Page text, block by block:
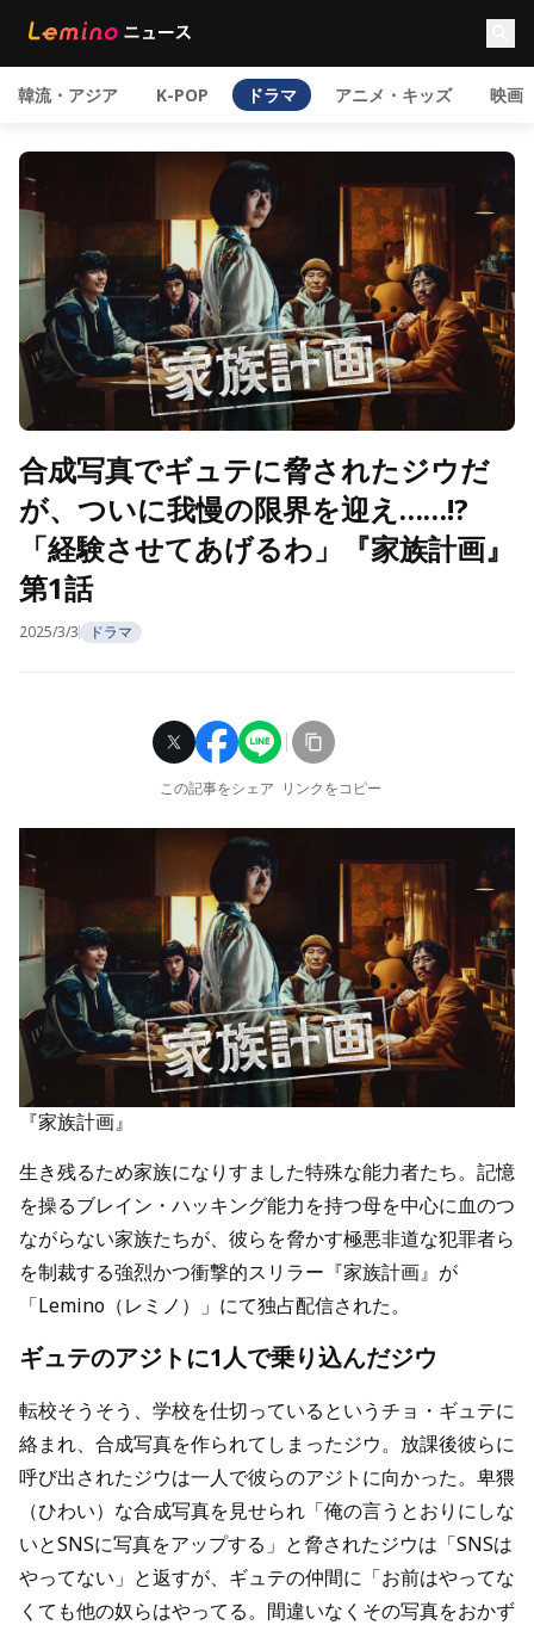
韓流・アジア K-POP ドラマ アニメ・キッズ 映画
合成写真でギュテに脅されたジウだ
が、ついに我慢の限界を迎え……!?
「経験させてあげるわ」『家族計画』
第1話
2025/3/3 ドラマ
この記事をシェア リンクをコピー
『家族計画』
生き残るため家族になりすました特殊な能力者たち。記憶
を操るブレイン・ハッキング能力を持つ母を中心に血のつ
ながらない家族たちが、彼らを脅かす極悪非道な犯罪者ら
を制裁する強烈かつ衝撃的スリラー『家族計画』が
「Lemino（レミノ）」にて独占配信された。
ギュテのアジトに1人で乗り込んだジウ
転校そうそう、学校を仕切っているというチョ・ギュテに
絡まれ、合成写真を作られてしまったジウ。放課後彼らに
呼び出されたジウは一人で彼らのアジトに向かった。卑猥
（ひわい）な合成写真を見せられ「俺の言うとおりにしな
いとSNSに写真をアップする」と脅されたジウは「SNSは
やってない」と返すが、ギュテの仲間に「お前はやってな
くても他の奴らはやってる。間違いなくその写真をおかず